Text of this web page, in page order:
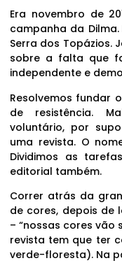
Era novembro de
campanha da Dilma.
Serra dos Topázios.
sobre a falta que
independente e
Resolvemos fundar
de resistência.
voluntário, por
uma revista. O
Dividimos as
editorial também.
Correr atrás da
de cores, depois de
– “nossas cores vão
revista tem que ter
verde-floresta). Na